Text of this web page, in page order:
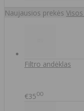
Naujausios prekės
Filtro andėklas
€3500